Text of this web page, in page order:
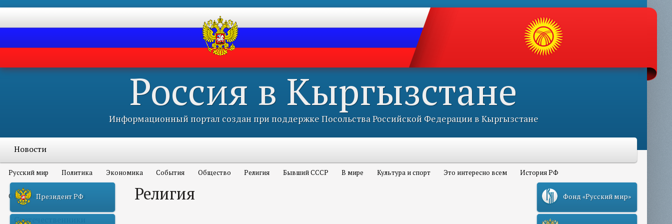
Россия в Кыргызстане
Информационный портал создан при поддержке Посольства Российской Федерации в Кыргызстане
Новости
Русский мир Политика Экономика События Общество Религия Бывший СССР В мире Культура и спорт Это интересно всем История РФ
Объявления и конкурсы
Соотечественники
Президент РФ Религия Фонд «Русский мир»